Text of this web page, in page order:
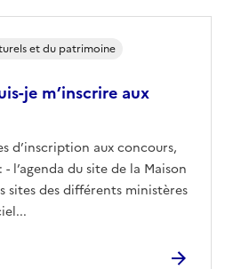
je m’inscrire aux
d’inscription aux concours,
l’agenda du site de la Maison
sites des différents ministères
et du patrimoine